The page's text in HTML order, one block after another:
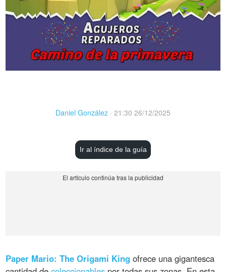
Daniel González · 21:30 26/12/2025
Ir al índice de la guía
Paper Mario: The Origami King ofrece una gigantesca